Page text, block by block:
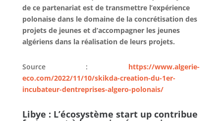
de ce partenariat est de transmettre l’expérience
polonaise dans le domaine de la concrétisation des
projets de jeunes et d’accompagner les jeunes
algériens dans la réalisation de leurs projets.
Source : https://www.algerie-
eco.com/2022/11/10/skikda-creation-du-1er-
incubateur-dentreprises-algero-polonais/
Libye : L’écosystème start up contribue